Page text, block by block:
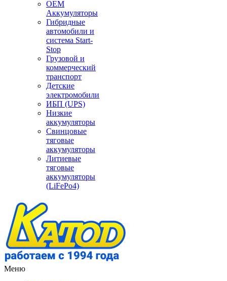
OEM
Аккумуляторы
Гибридные
автомобили и
система Start-
Stop
Грузовой и
коммерческий
транспорт
Детские
электромобили
ИБП (UPS)
Низкие
аккумуляторы
Свинцовые
тяговые
аккумуляторы
Литиевые
тяговые
аккумуляторы
(LiFePo4)
Меню